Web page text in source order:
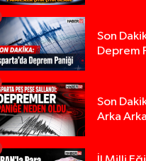
Son
Deprem
Son
Arka